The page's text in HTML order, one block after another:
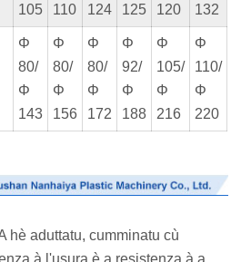
105
110
124
125
120
132
Φ
80/
Φ
143
Φ
80/
Φ
156
Φ
80/
Φ
172
Φ
92/
Φ
188
Φ
105/
Φ
216
Φ
110/
Φ
220
hè aduttatu, cumminatu cù
à l'usura è a resistenza à a